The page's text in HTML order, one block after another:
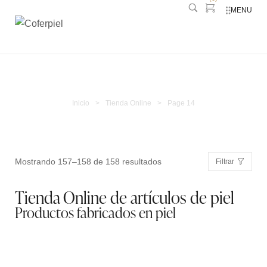
MENU
Inicio > Tienda Online > Page 14
Mostrando 157–158 de 158 resultados Filtrar
Tienda Online de artículos de piel
Productos fabricados en piel